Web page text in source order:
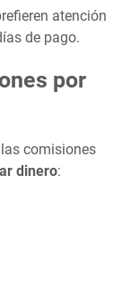
atención
de pago.
por
comisiones
dinero: